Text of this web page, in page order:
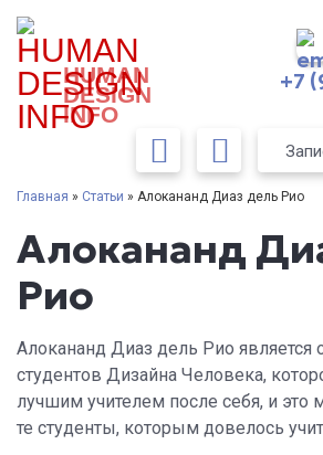
HUMAN
DESIGN
INFO
+7
Главная » Статьи » Алокананд Диаз дель Рио
Алокананд
Рио
Алокананд Диаз дель Рио
студентов Дизайна Человека,
лучшим учителем после себя, и это
те студенты, которым довелось